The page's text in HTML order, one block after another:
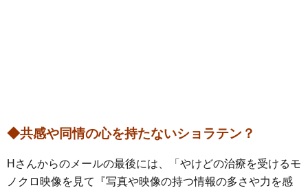
◆共感や同情の心を持たないショラテン？
Hさんからのメールの最後には、「やけどの治療を受けるモ
ノクロ映像を見て『写真や映像の持つ情報の多さや力を感